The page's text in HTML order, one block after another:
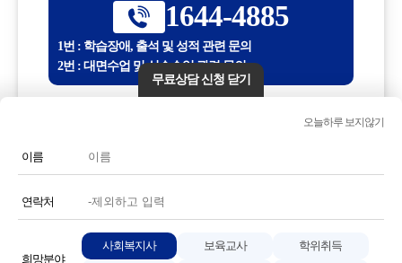
1644-4885
1번 : 학습장애, 출석 및 성적 관련 문의
2번 : 대면수업 및 실습수업 관련 문의
전화번호 또는 전화기 모양 아이콘을 클릭하시면 전화통화가
연결됩니다.
무료상담 신청 닫기
오늘하루 보지않기
이름
연락처
희망분야
사회복지사 보육교사 학위취득